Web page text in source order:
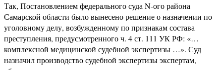
Так, Постановлением федерального суда N-ого района
Самарской области было вынесено решение о назначении по
уголовному делу, возбужденному по признакам состава
преступления, предусмотренного ч. 4 ст. 111 УК РФ: «…
комплексной медицинской судебной экспертизы …». Суд
назначил производство судебной экспертизы экспертам,